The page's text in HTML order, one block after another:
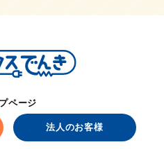
ページ
法人のお客様